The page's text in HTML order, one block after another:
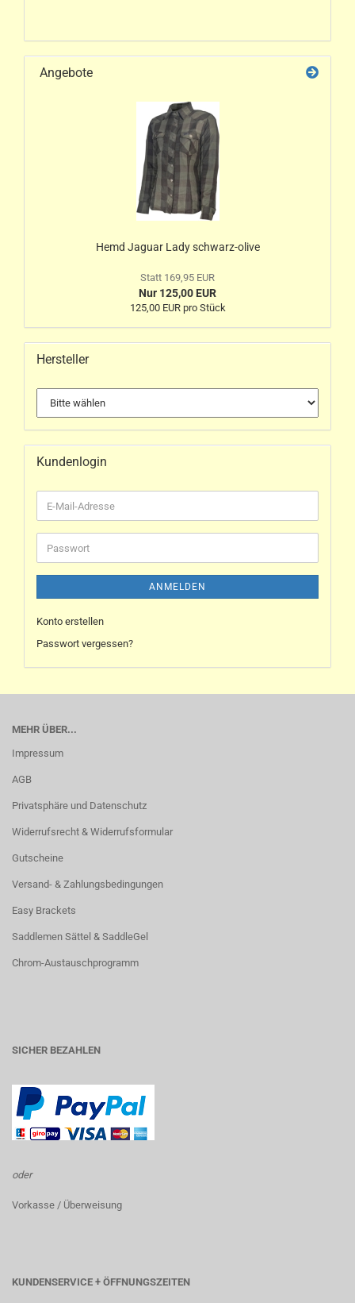
Angebote
Hemd Jaguar Lady schwarz-olive
Statt 169,95 EUR
Nur 125,00 EUR
125,00 EUR pro Stück
Hersteller
Kundenlogin
ANMELDEN
Konto erstellen
Passwort vergessen?
MEHR ÜBER...
Impressum
AGB
Privatsphäre und Datenschutz
Widerrufsrecht & Widerrufsformular
Gutscheine
Versand- & Zahlungsbedingungen
Easy Brackets
Saddlemen Sättel & SaddleGel
Chrom-Austauschprogramm
SICHER BEZAHLEN
oder
Vorkasse / Überweisung
KUNDENSERVICE + ÖFFNUNGSZEITEN